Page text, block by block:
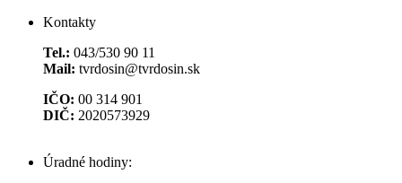
Kontakty
Tel.: 043/530 90 11
Mail: tvrdosin@tvrdosin.sk
IČO: 00 314 901
DIČ: 2020573929
Úradné hodiny: